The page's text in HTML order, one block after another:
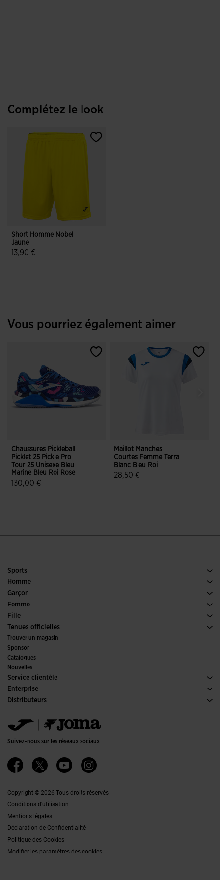
Complétez le look
Short Homme Nobel
Jaune
13,90 €
Vous pourriez également aimer
Chaussures Pickleball
Picklet 25 Pickle Pro
Tour 25 Unisexe Bleu
Marine Bleu Roi Rose
130,00 €
Maillot Manches
Courtes Femme Terra
Blanc Bleu Roi
28,50 €
Sports
Running
Football
Padel
Trail Running
Homme
Chaussures Homme
Sports
Garçon
Voir tous les vêtements Garçon
Femme
Chaussures Femme
Sports
Fille
Voir tous les vêtements Fille
Tenues officielles
Football
Futsal
Comités et fédérations
Éditions Spéciales
Trouver un magasin
Sponsor
Catalogues
Nouvelles
Service clientèle
Conditions de Vente
Transport-et-livraison
FAQs
Enterprise
Histoire
Canal éthique
Politique de qualité et d'environnement
Emplois
Ethics Channel
Distributeurs
Jomanet
Service Marketing
Contacter
Suivez-nous sur les réseaux sociaux
Copyright © 2026 Tous droits réservés
Conditions d'utilisation
Mentions légales
Déclaration de Confidentialité
Politique des Cookies
Modifier les paramètres des cookies